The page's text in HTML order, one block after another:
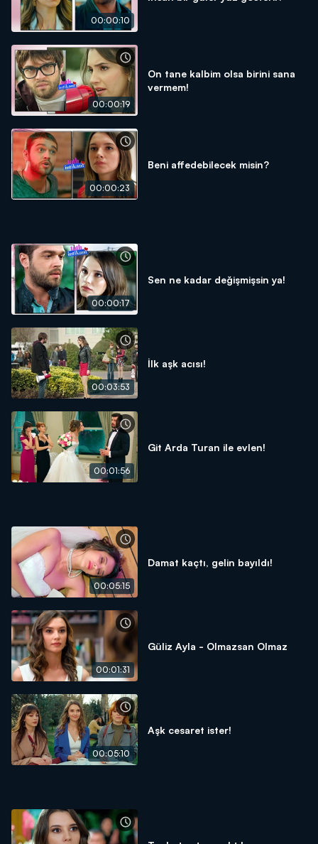
00:00:10
00:00:19
On tane kalbim olsa birini sana
vermem!
00:00:23
Beni affedebilecek misin?
00:00:17
Sen ne kadar değişmişsin ya!
00:03:53
İlk aşk acısı!
00:01:56
Git Arda Turan ile evlen!
00:05:15
Damat kaçtı, gelin bayıldı!
00:01:31
Güliz Ayla - Olmazsan Olmaz
00:05:10
Aşk cesaret ister!